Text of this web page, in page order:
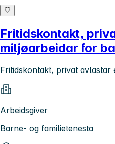
Fritidskontakt,
miljøarbeidar for
Fritidskontakt, privat avlastar
Arbeidsgiver
Barne- og familietenesta